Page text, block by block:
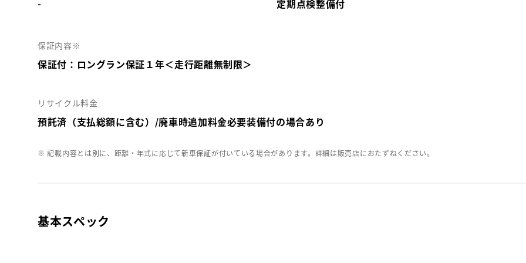
- 定期点検整備付
保証内容※
保証付：ロングラン保証１年＜走行距離無制限＞
リサイクル料金
預託済（支払総額に含む）/廃車時追加料金必要装備付の場合あり
※ 記載内容とは別に、距離・年式に応じて新車保証が付いている場合があります。詳細は販売店におたずねください。
基本スペック